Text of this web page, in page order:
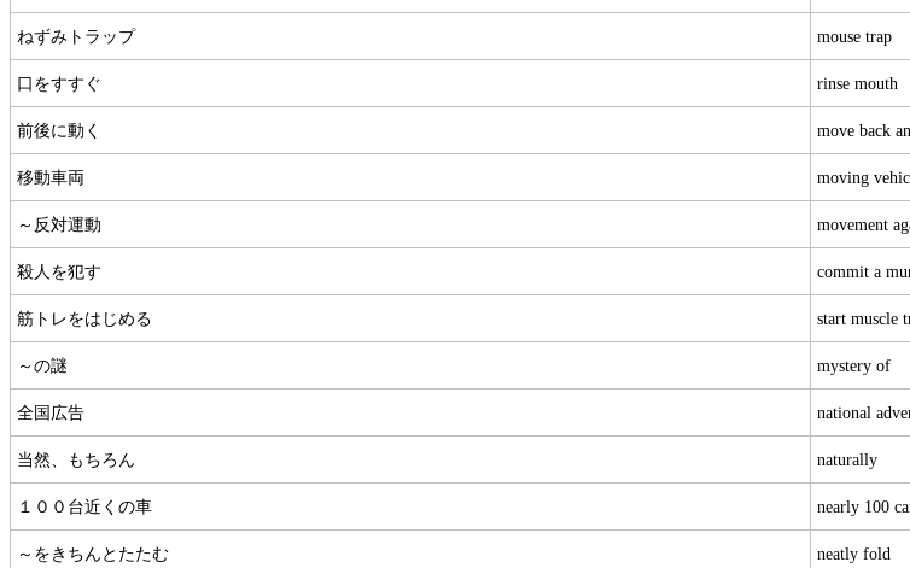
ねずみトラップ mouse trap
口をすすぐ rinse mouth
前後に動く move back
移動車両 moving
～反対運動 movement
殺人を犯す commit a
筋トレをはじめる start muscle
～の謎 mystery of
全国広告 national
当然、もちろん naturally
１００台近くの車 nearly 100
～をきちんとたたむ neatly fold